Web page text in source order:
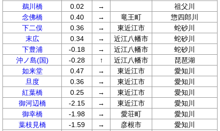
鵜川橋
0.02 →
祖父川
念佛橋
0.40 → 竜王町
惣四郎川
下二俣
0.36 → 東近江市
蛇砂川
末広
0.34 → 近江八幡市
蛇砂川
下豊浦
-0.18 → 近江八幡市
蛇砂川
沖ノ島(国)
-0.28 ↑ 近江八幡市
琵琶湖
如来堂
0.47 → 東近江市
愛知川
旦度
0.36 → 東近江市
愛知川
紅葉橋
0.25 → 東近江市
愛知川
御河辺橋
-2.15 → 東近江市
愛知川
御幸橋
-1.98 → 愛荘町
愛知川
葉枝見橋
-1.59 → 彦根市
愛知川